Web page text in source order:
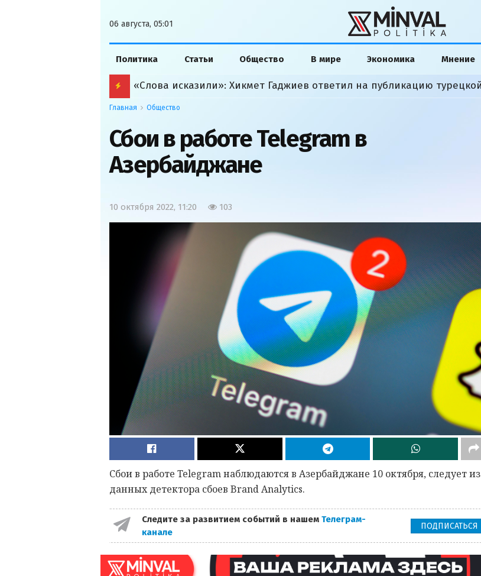
06 августа, 05:01
Политика Статьи Общество В мире Экономика Мнение
Главная Общество
Сбои в работе Telegram в
Азербайджане
10 октября 2022, 11:20 103
Сбои в работе Telegram наблюдаются в Азербайджане 10 октября, следует из
данных детектора сбоев Brand Analytics.
Следите за развитием событий в нашем Телеграм-
канале
ПОДПИСАТЬСЯ